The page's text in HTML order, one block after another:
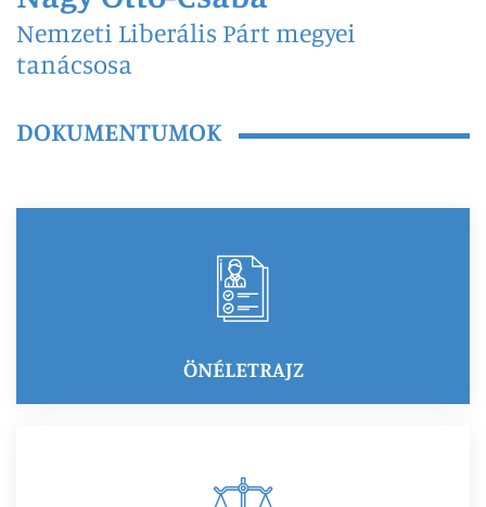
Nemzeti Liberális Párt megyei
tanácsosa
DOKUMENTUMOK
ÖNÉLETRAJZ